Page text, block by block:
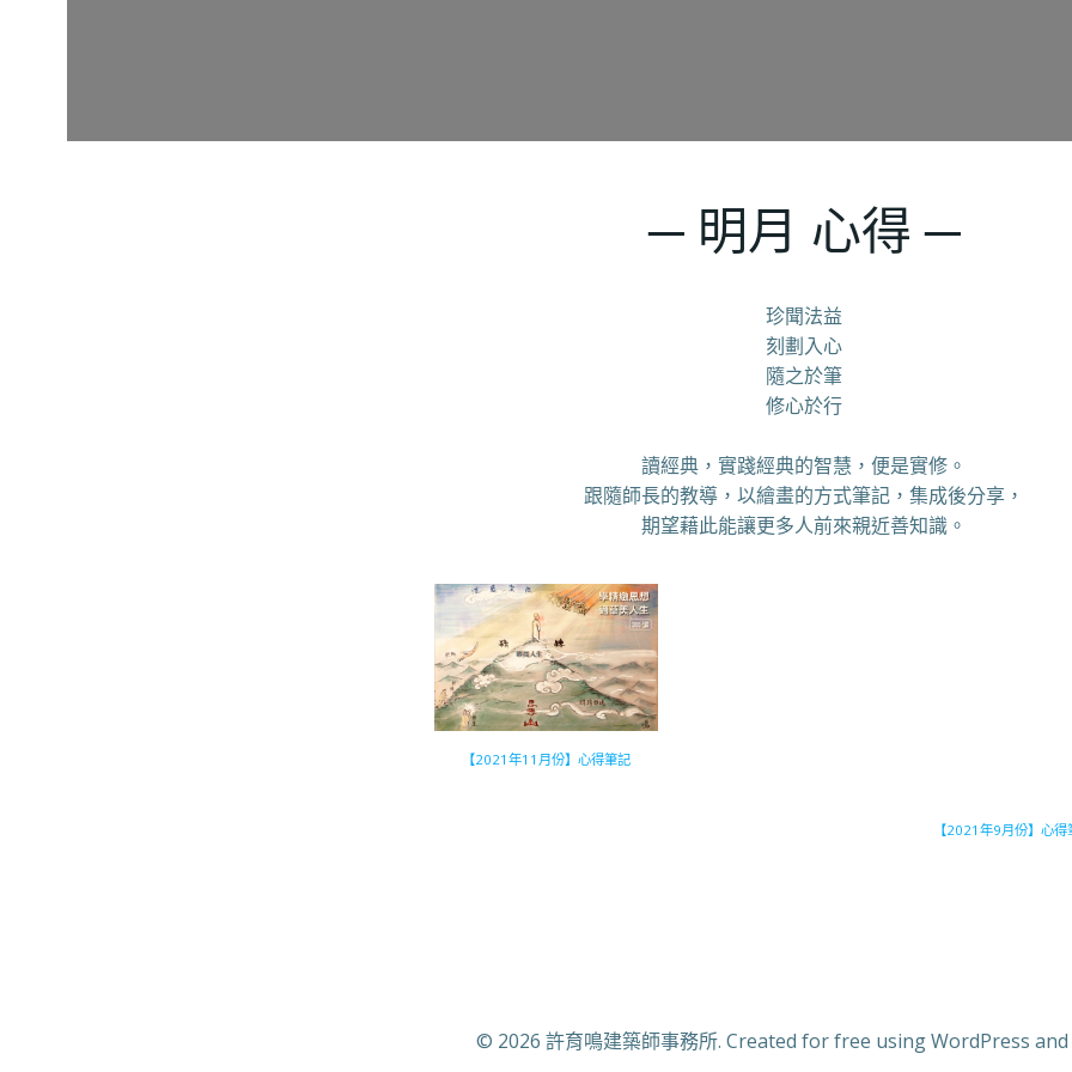
─ 明月 心得 ─
珍聞法益
刻劃入心
隨之於筆
修心於行
讀經典，實踐經典的智慧，便是實修。
跟隨師長的教導，以繪畫的方式筆記，集成後分享，
期望藉此能讓更多人前來親近善知識。
【2021年11月份】心得筆記
【2021年9月份】心得
© 2026 許育鳴建築師事務所. Created for free using WordPress and